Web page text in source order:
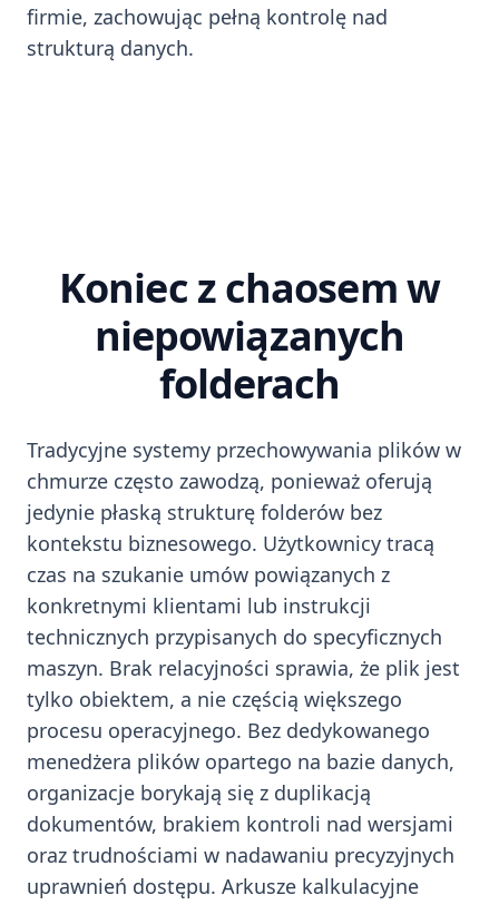
firmie, zachowując pełną kontrolę nad
strukturą danych.
Koniec z chaosem w
niepowiązanych
folderach
Tradycyjne systemy przechowywania plików w
chmurze często zawodzą, ponieważ oferują
jedynie płaską strukturę folderów bez
kontekstu biznesowego. Użytkownicy tracą
czas na szukanie umów powiązanych z
konkretnymi klientami lub instrukcji
technicznych przypisanych do specyficznych
maszyn. Brak relacyjności sprawia, że plik jest
tylko obiektem, a nie częścią większego
procesu operacyjnego. Bez dedykowanego
menedżera plików opartego na bazie danych,
organizacje borykają się z duplikacją
dokumentów, brakiem kontroli nad wersjami
oraz trudnościami w nadawaniu precyzyjnych
uprawnień dostępu. Arkusze kalkulacyjne